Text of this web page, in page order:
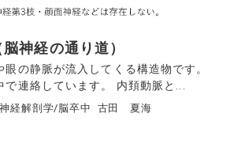
神経の通り道）
の静脈が流入してくる構造物です。
連絡しています。 内頚動脈と...
神経解剖学/脳卒中 古田 夏海